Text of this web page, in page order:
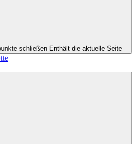
schließen Enthält die aktuelle Seite